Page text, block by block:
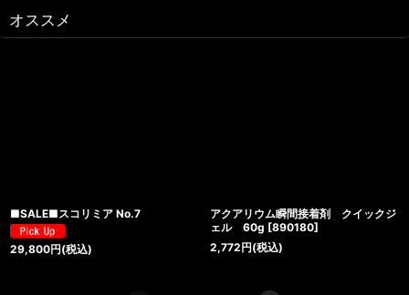
オススメ
■SALE■スコリミア No.7
29,800円(税込)
アクアリウム瞬間接着剤 クイックジ
ェル 60g [890180]
2,772円(税込)